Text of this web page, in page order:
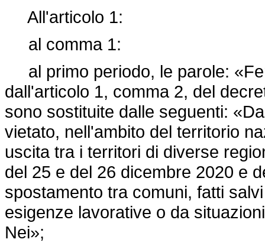
All'articolo 1:
al comma 1:
al primo periodo, le parole:
dall'articolo 1, comma 2, del
sono sostituite dalle seguenti:
vietato, nell'ambito del territorio
uscita tra i territori di diverse
del 25 e del 26 dicembre 2020 e
spostamento tra comuni, fatti
esigenze lavorative o da
Nei»;